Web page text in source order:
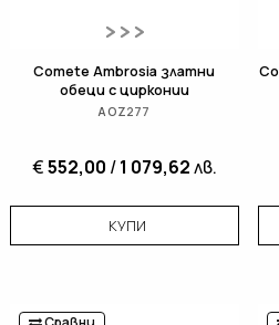
Comete Ambrosia златни
обеци с цирконии
AOZ277
€552,00 /1 079,62лв.
КУПИ